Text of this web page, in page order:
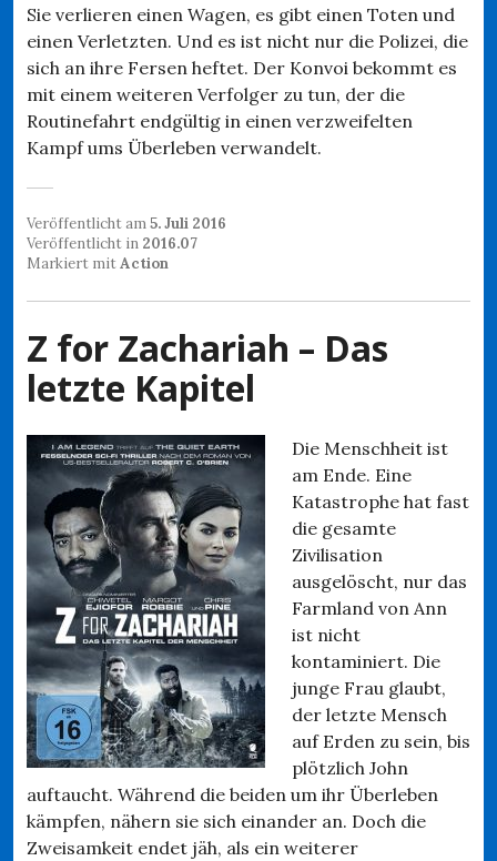
Sie verlieren einen Wagen, es gibt einen Toten und
einen Verletzten. Und es ist nicht nur die Polizei, die
sich an ihre Fersen heftet. Der Konvoi bekommt es
mit einem weiteren Verfolger zu tun, der die
Routinefahrt endgültig in einen verzweifelten
Kampf ums Überleben verwandelt.
Veröffentlicht am5. Juli 2016
Veröffentlicht in 2016.07
Markiert mitAction
Z for Zachariah – Das
letzte Kapitel
Die Menschheit ist
am Ende. Eine
Katastrophe hat fast
die gesamte
Zivilisation
ausgelöscht, nur das
Farmland von Ann
ist nicht
kontaminiert. Die
junge Frau glaubt,
der letzte Mensch
auf Erden zu sein, bis
plötzlich John
auftaucht. Während die beiden um ihr Überleben
kämpfen, nähern sie sich einander an. Doch die
Zweisamkeit endet jäh, als ein weiterer